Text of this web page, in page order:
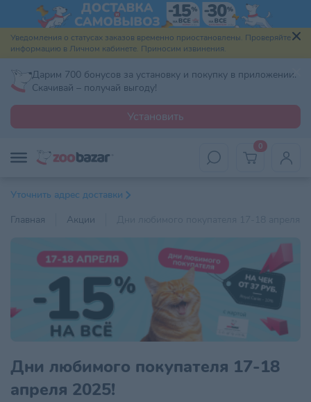
Уведомления о статусах заказов временно приостановлены. Проверяйте
информацию в Личном кабинете. Приносим извинения.
Дарим 700 бонусов за установку и покупку в приложении.
Скачивай – получай выгоду!
Установить
0
Уточнить адрес доставки
Главная
Акции
Дни любимого покупателя 17-18
апреля 2025!